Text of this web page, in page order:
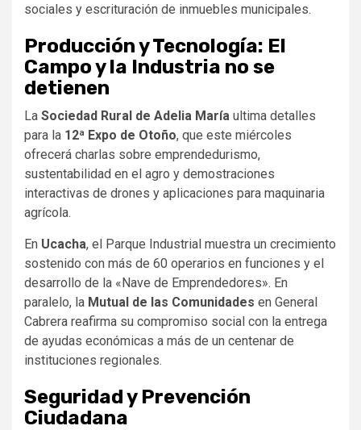
sociales y escrituración de inmuebles municipales.
Producción y Tecnología: El
Campo y la Industria no se
detienen
La Sociedad Rural de Adelia María ultima detalles
para la 12ª Expo de Otoño, que este miércoles
ofrecerá charlas sobre emprendedurismo,
sustentabilidad en el agro y demostraciones
interactivas de drones y aplicaciones para maquinaria
agrícola.
En Ucacha, el Parque Industrial muestra un crecimiento
sostenido con más de 60 operarios en funciones y el
desarrollo de la «Nave de Emprendedores». En
paralelo, la Mutual de las Comunidades en General
Cabrera reafirma su compromiso social con la entrega
de ayudas económicas a más de un centenar de
instituciones regionales.
Seguridad y Prevención
Ciudadana